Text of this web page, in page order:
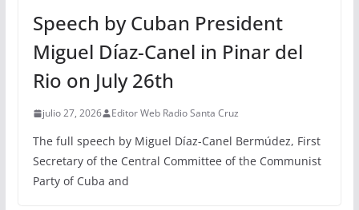
Speech by Cuban President
Miguel Díaz-Canel in Pinar del
Rio on July 26th
julio 27, 2026 Editor Web Radio Santa Cruz
The full speech by Miguel Díaz-Canel Bermúdez, First
Secretary of the Central Committee of the Communist
Party of Cuba and